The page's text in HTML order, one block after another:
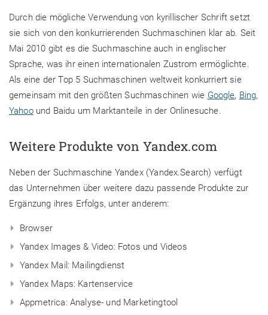
Durch die mögliche Verwendung von kyrillischer Schrift setzt
sie sich von den konkurrierenden Suchmaschinen klar ab. Seit
Mai 2010 gibt es die Suchmaschine auch in englischer
Sprache, was ihr einen internationalen Zustrom ermöglichte.
Als eine der Top 5 Suchmaschinen weltweit konkurriert sie
gemeinsam mit den größten Suchmaschinen wie Google, Bing,
Yahoound Baidu um Marktanteile in der Onlinesuche.
Weitere Produkte von Yandex.com
Neben der Suchmaschine Yandex (Yandex.Search) verfügt
das Unternehmen über weitere dazu passende Produkte zur
Ergänzung ihres Erfolgs, unter anderem:
Browser
Yandex Images & Video: Fotos und Videos
Yandex Mail: Mailingdienst
Yandex Maps: Kartenservice
Appmetrica: Analyse- und Marketingtool